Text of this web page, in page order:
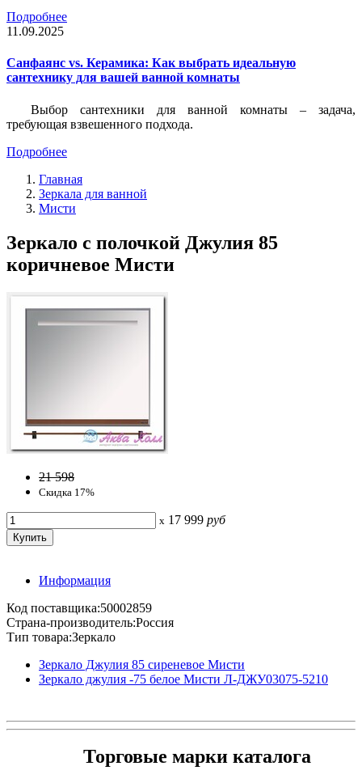
Подробнее
11.09.2025
Санфаянс vs. Керамика: Как выбрать идеальную
сантехнику для вашей ванной комнаты
Выбор сантехники для ванной комнаты – задача,
требующая взвешенного подхода.
Подробнее
Главная
Зеркала для ванной
Мисти
Зеркало с полочкой Джулия 85
коричневое Мисти
21 598
Скидка 17%
x 17 999 руб
Информация
Код поставщика:50002859
Страна-производитель:Россия
Тип товара:Зеркало
Зеркало Джулия 85 сиреневое Мисти
Зеркало джулия -75 белое Мисти Л-ДЖУ03075-5210
Торговые марки каталога